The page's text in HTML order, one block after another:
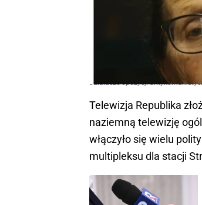
Działacze opozycji
Telewizja Republika
naziemną telewizję
włączyło się wielu
multipleksu dla stacji